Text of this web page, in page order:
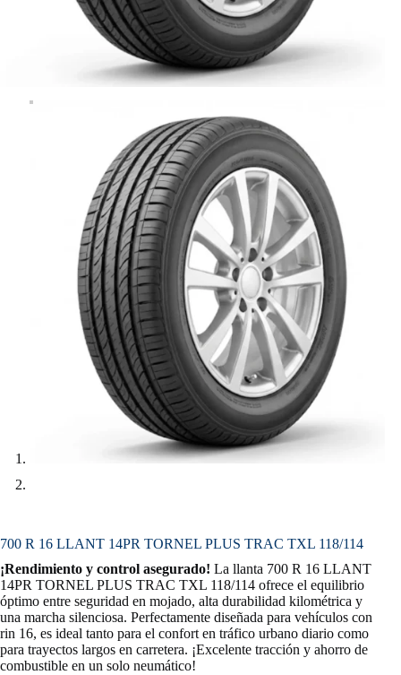
700 R 16 LLANT 14PR TORNEL PLUS TRAC TXL 118/114
¡Rendimiento y control asegurado! La llanta 700 R 16 LLANT
14PR TORNEL PLUS TRAC TXL 118/114 ofrece el equilibrio
óptimo entre seguridad en mojado, alta durabilidad kilométrica y
una marcha silenciosa. Perfectamente diseñada para vehículos con
rin 16, es ideal tanto para el confort en tráfico urbano diario como
para trayectos largos en carretera. ¡Excelente tracción y ahorro de
combustible en un solo neumático!